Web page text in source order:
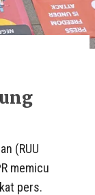
(RUU
memicu
pers.